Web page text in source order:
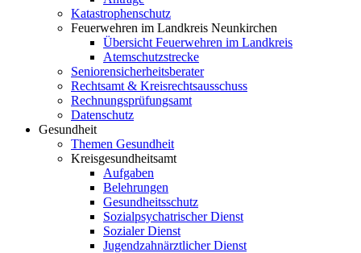
Katastrophenschutz
Feuerwehren im Landkreis Neunkirchen
Übersicht Feuerwehren im Landkreis
Atemschutzstrecke
Seniorensicherheitsberater
Rechtsamt & Kreisrechtsausschuss
Rechnungsprüfungsamt
Datenschutz
Gesundheit
Themen Gesundheit
Kreisgesundheitsamt
Aufgaben
Belehrungen
Gesundheitsschutz
Sozialpsychatrischer Dienst
Sozialer Dienst
Jugendzahnärztlicher Dienst